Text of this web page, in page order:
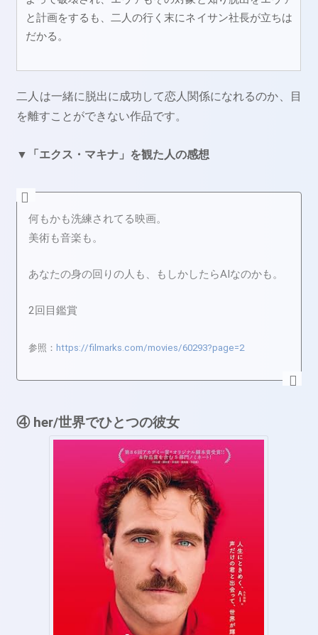
と計画をするも、二人の行く末にネイサン社長が立ちは
だかる。
二人は一緒に脱出に成功して恋人関係になれるのか、目
を離すことができない作品です。
▼「エクス・マキナ」を観た人の感想
何もかも洗練されてる映画。
美術も音楽も。
あなたの身の回りの人も、もしかしたらAIなのかも。
2回目鑑賞
参照：https://filmarks.com/movies/60293?page=2
④ her/世界でひとつの彼女